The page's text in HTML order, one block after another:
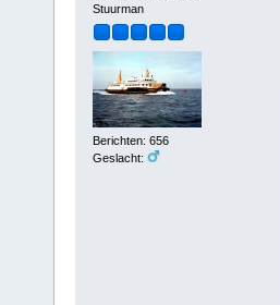
Stuurman
Berichten: 656
Geslacht: